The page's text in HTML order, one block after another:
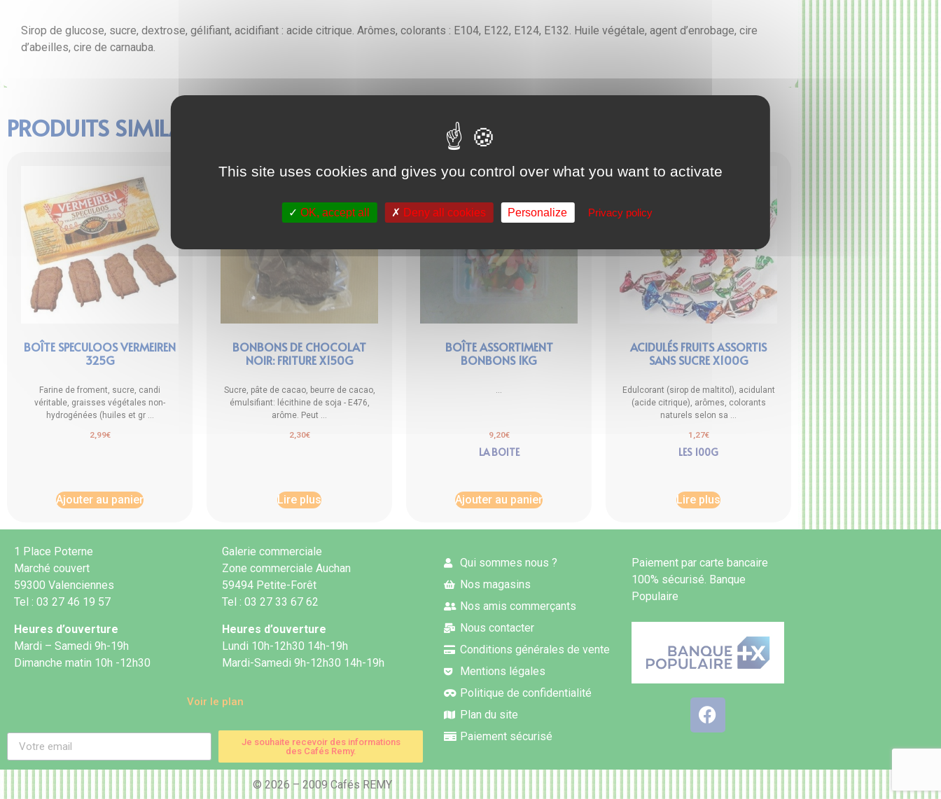
Sirop de glucose, sucre, dextrose, gélifiant, acidifiant : acide citrique. Arômes, colorants : E104, E122, E124, E132. Huile végétale, agent d’enrobage, cire
d’abeilles, cire de carnauba.
PRODUITS SIMILAIRES
BOÎTE SPECULOOS VERMEIREN
325G
Farine de froment, sucre, candi
véritable, graisses végétales non-
hydrogénées (huiles et gr ...
2,99€
Ajouter au panier
BONBONS DE CHOCOLAT
NOIR: FRITURE X150G
Sucre, pâte de cacao, beurre de cacao,
émulsifiant: lécithine de soja - E476,
arôme. Peut ...
2,30€
Lire plus
BOÎTE ASSORTIMENT
BONBONS 1KG
9,20€
LA BOITE
Ajouter au panier
ACIDULÉS FRUITS ASSORTIS
SANS SUCRE X100G
Edulcorant (sirop de maltitol), acidulant
(acide citrique), arômes, colorants
naturels selon sa ...
1,27€
LES 100G
Lire plus
1 Place Poterne
Marché couvert
59300 Valenciennes
Tel : 03 27 46 19 57
Heures d’ouverture
Mardi – Samedi 9h-19h
Dimanche matin 10h -12h30
Galerie commerciale
Zone commerciale Auchan
59494 Petite-Forêt
Tel : 03 27 33 67 62
Heures d’ouverture
Lundi 10h-12h30 14h-19h
Mardi-Samedi 9h-12h30 14h-19h
Voir le plan
Je souhaite recevoir des informations
des Cafés Remy.
Qui sommes nous ?
Nos magasins
Nos amis commerçants
Nous contacter
Conditions générales de vente
Mentions légales
Politique de confidentialité
Plan du site
Paiement sécurisé
Paiement par carte bancaire
100% sécurisé. Banque
Populaire
© 2026 – 2009 Cafés REMY
This site uses cookies and gives you control over what you want to activate
OK, accept all Deny all cookies Personalize Privacy policy